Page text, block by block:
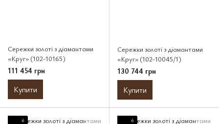
Сережки золоті з діамантами
«Круг» (102-10165)
111 454 грн
Купити
Сережки золоті з діамантами
«Круг» (102-10045/1)
130 744 грн
Купити
6 6